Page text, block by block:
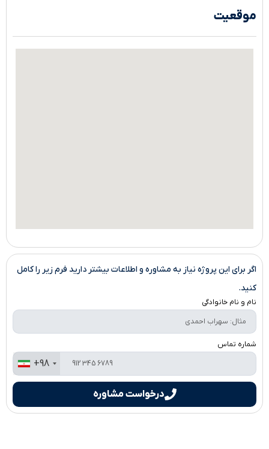
اگر برای این پروژه نیاز به مشاوره و اطلاعات بیشتر دارید فرم زیر را کامل
کنید.
نام و نام خانوادگی
شماره تماس
+98
درخواست مشاوره
موقعیت